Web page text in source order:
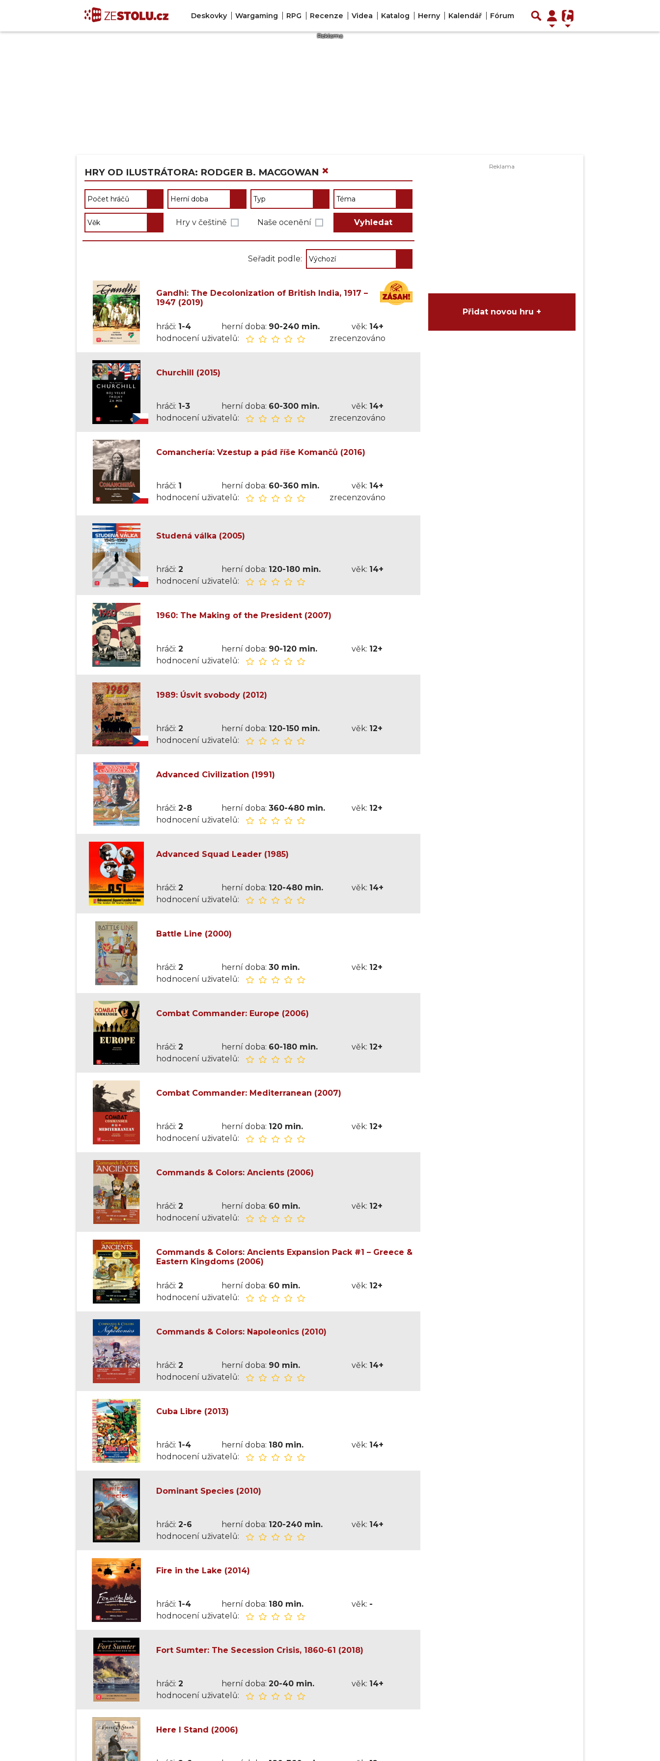
Deskovky Wargaming RPG Recenze Videa Katalog Herny Kalendář Fórum
HRY OD ILUSTRÁTORA: RODGER B. MACGOWAN ×
Hry v češtině Naše ocenění Vyhledat
Seřadit podle:
Gandhi: The Decolonization of British India, 1917 –
1947 (2019)
hráči: 1-4 herní doba: 90-240 min. věk: 14+
hodnocení uživatelů:
zrecenzováno
Churchill (2015)
hráči: 1-3 herní doba: 60-300 min. věk: 14+
hodnocení uživatelů:
zrecenzováno
Comanchería: Vzestup a pád říše Komančů (2016)
hráči: 1 herní doba: 60-360 min. věk: 14+
hodnocení uživatelů:
zrecenzováno
Studená válka (2005)
hráči: 2 herní doba: 120-180 min. věk: 14+
hodnocení uživatelů:
1960: The Making of the President (2007)
hráči: 2 herní doba: 90-120 min. věk: 12+
hodnocení uživatelů:
1989: Úsvit svobody (2012)
hráči: 2 herní doba: 120-150 min. věk: 12+
hodnocení uživatelů:
Advanced Civilization (1991)
hráči: 2-8 herní doba: 360-480 min. věk: 12+
hodnocení uživatelů:
Advanced Squad Leader (1985)
hráči: 2 herní doba: 120-480 min. věk: 14+
hodnocení uživatelů:
Battle Line (2000)
hráči: 2 herní doba: 30 min. věk: 12+
hodnocení uživatelů:
Combat Commander: Europe (2006)
hráči: 2 herní doba: 60-180 min. věk: 12+
hodnocení uživatelů:
Combat Commander: Mediterranean (2007)
hráči: 2 herní doba: 120 min. věk: 12+
hodnocení uživatelů:
Commands & Colors: Ancients (2006)
hráči: 2 herní doba: 60 min. věk: 12+
hodnocení uživatelů:
Commands & Colors: Ancients Expansion Pack #1 – Greece &
Eastern Kingdoms (2006)
hráči: 2 herní doba: 60 min. věk: 12+
hodnocení uživatelů:
Commands & Colors: Napoleonics (2010)
hráči: 2 herní doba: 90 min. věk: 14+
hodnocení uživatelů:
Cuba Libre (2013)
hráči: 1-4 herní doba: 180 min. věk: 14+
hodnocení uživatelů:
Dominant Species (2010)
hráči: 2-6 herní doba: 120-240 min. věk: 14+
hodnocení uživatelů:
Fire in the Lake (2014)
hráči: 1-4 herní doba: 180 min. věk: -
hodnocení uživatelů:
Fort Sumter: The Secession Crisis, 1860-61 (2018)
hráči: 2 herní doba: 20-40 min. věk: 14+
hodnocení uživatelů:
Here I Stand (2006)
Přidat novou hru +